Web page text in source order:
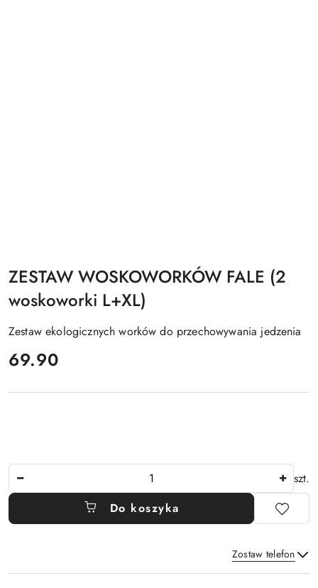
ZESTAW WOSKOWORKÓW FALE (2
woskoworki L+XL)
Zestaw ekologicznych worków do przechowywania jedzenia
cena:
69.90
szt.
Do koszyka
Zostaw telefon